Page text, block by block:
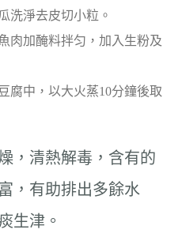
洗淨去皮切小粒。
肉加醃料拌匀，加入生粉及
腐中，以大火蒸10分鐘後取
，清熱解毒，含有的
，有助排出多餘水
生津。